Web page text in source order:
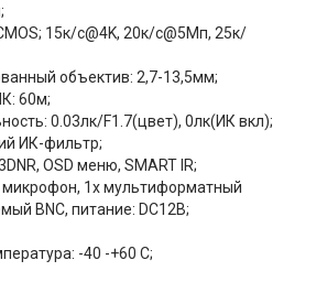
15к/с@4K, 20к/с@5Мп, 25к/
объектив: 2,7-13,5мм;
60м;
0.03лк/F1.7(цвет), 0лк(ИК вкл);
ИК-фильтр;
OSD меню, SMART IR;
микрофон, 1x мультиформатный
BNC, питание: DC12В;
-40 -+60 С;